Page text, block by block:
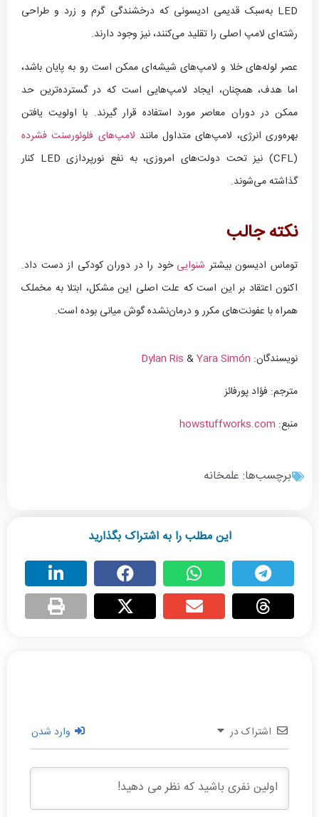
LED به‌سبک قدیمی ادیسونی که درخشندگی گرم و زرد و طراحی
رشته‌ای لامپ اصلی را تقلید می‌کنند، نیز وجود دارند.
عصر لوله‌های خلا و لامپ‌های شیشه‌ای ممکن است رو به پایان باشد،
اما هدف، همچنان، ایجاد لامپ‌هایی است که در گسترده‌ترین حد
ممکن در دوران معاصر مورد استفاده قرار گیرند. با اولویت یافتن
بهره‌وری انرژی، لامپ‌های متداول مانند لامپ‌های فلوئورسنت فشرده
(CFL) نیز تحت دولت‌های امروزی، به نفع نورپردازی LED کنار
گذاشته می‌شوند.
نکته جالب
توماس ادیسون بیشتر شنوایی خود را در دوران کودکی از دست داد.
اکنون اعتقاد بر این است که علت اصلی این مشکل، ابتلا به مخملک
همراه با عفونت‌های مکرر و درمان‌نشده گوش میانی بوده است.
نویسندگان: Dylan Ris &Yara Simón
مترجم: فؤاد پورفائز
منبع: howstuffworks.com
برچسب‌ها: علمخانه
این مطلب را به اشتراک بگذارید
اشتراک در وارد شدن